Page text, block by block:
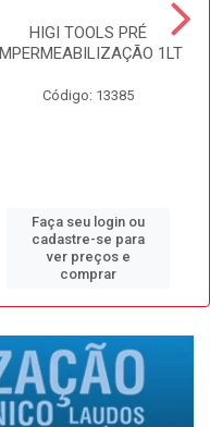
HIGI TOOLS PRÉ
IMPERMEABILIZAÇÃO 1LT
Código: 13385
Faça seu login ou
cadastre-se para
ver preços e
comprar